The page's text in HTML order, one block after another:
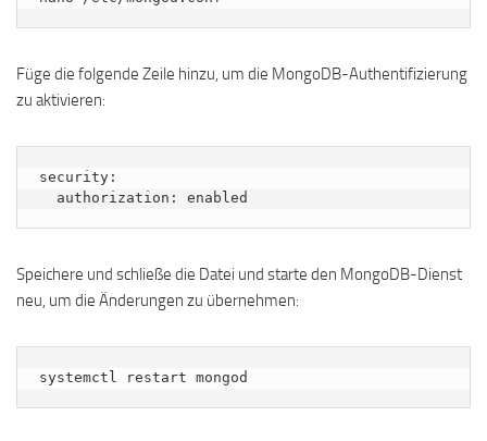
Füge die folgende Zeile hinzu, um die MongoDB-Authentifizierung
zu aktivieren:
security:
Speichere und schließe die Datei und starte den MongoDB-Dienst
neu, um die Änderungen zu übernehmen:
systemctl restart mongod